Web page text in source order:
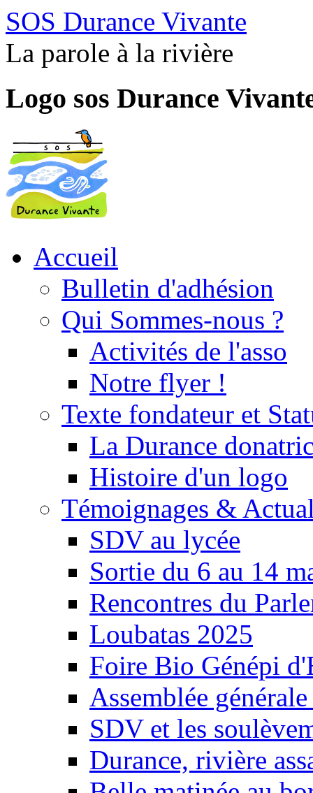
SOS Durance Vivante
La parole à la rivière
Logo sos Durance
Accueil
Bulletin d'adhésion
Qui Sommes-nous ?
Activités de l'asso
Notre flyer !
Texte fondateur et
La Durance
Histoire d'un logo
Témoignages &
SDV au lycée
Sortie du 6 au 14
Rencontres du
Loubatas 2025
Foire Bio Génépi
Assemblée
SDV et les
Durance, rivière